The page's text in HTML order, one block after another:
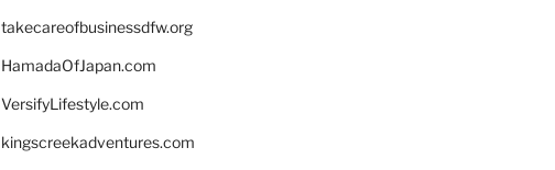
takecareofbusinessdfw.org
HamadaOfJapan.com
VersifyLifestyle.com
kingscreekadventures.com